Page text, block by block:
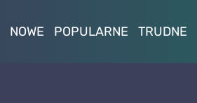
NOWE POPULARNE TRUDNE